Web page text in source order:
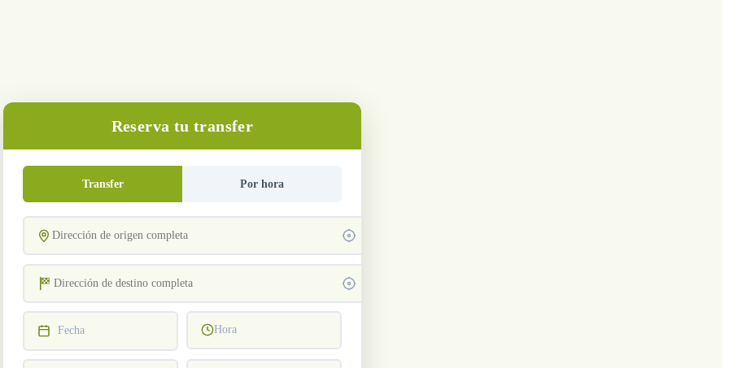
Reserva tu transfer
Transfer Por hora
Fecha Hora